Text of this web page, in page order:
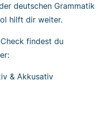
deutschen Grammatik
hilft dir weiter.
findest du
& Akkusativ